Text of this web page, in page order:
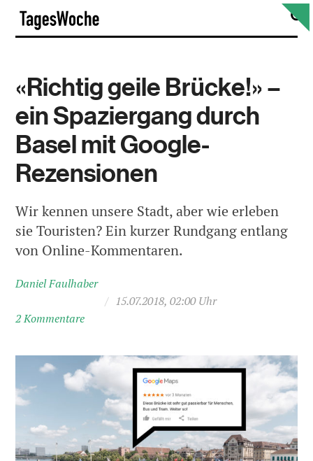
Skip
content
«Richtig geile Brücke!» –
ein Spaziergang durch
Basel mit Google-
Rezensionen
Wir kennen unsere Stadt, aber wie erleben
sie Touristen? Ein kurzer Rundgang entlang
von Online-Kommentaren.
Daniel Faulhaber
/ 15.07.2018, 02:00 Uhr
2 Kommentare